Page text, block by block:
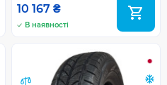
10 167 ₴
В наявності